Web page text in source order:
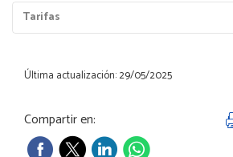
Menú
Hijos
Tarifas
Última actualización: 29/05/2025
Compartir en: